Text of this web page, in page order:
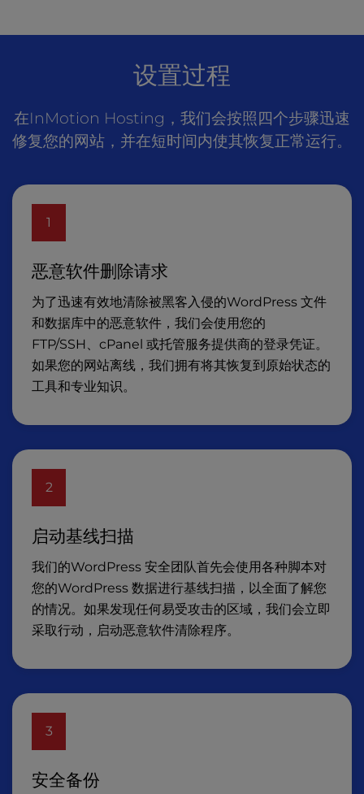
设置过程
在InMotion Hosting，我们会按照四个步骤迅速
修复您的网站，并在短时间内使其恢复正常运行。
1
恶意软件删除请求
为了迅速有效地清除被黑客入侵的WordPress 文件
和数据库中的恶意软件，我们会使用您的
FTP/SSH、cPanel 或托管服务提供商的登录凭证。
如果您的网站离线，我们拥有将其恢复到原始状态的
工具和专业知识。
2
启动基线扫描
我们的WordPress 安全团队首先会使用各种脚本对
您的WordPress 数据进行基线扫描，以全面了解您
的情况。如果发现任何易受攻击的区域，我们会立即
采取行动，启动恶意软件清除程序。
3
安全备份